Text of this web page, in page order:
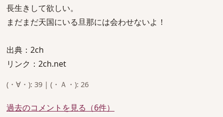
長生きして欲しい。
まだまだ天国にいる旦那には会わせないよ！
出典：2ch
リンク：2ch.net
(・∀・): 39 | (・Ａ・): 26
過去のコメントを見る（6件）